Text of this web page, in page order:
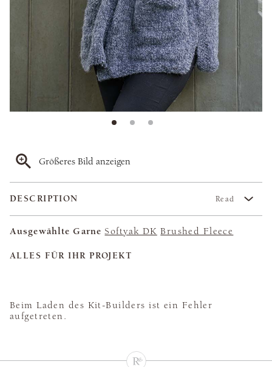
Größeres Bild anzeigen
DESCRIPTION Read
Ausgewählte Garne Softyak DK Brushed Fleece
ALLES FÜR IHR PROJEKT
Beim Laden des Kit-Builders ist ein Fehler
aufgetreten.